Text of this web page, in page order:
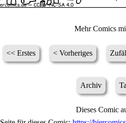
Mehr Comics
<< Erstes < Vorheriges
Archiv
Dieses Comic